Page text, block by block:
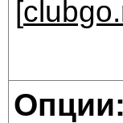
[
Опции: